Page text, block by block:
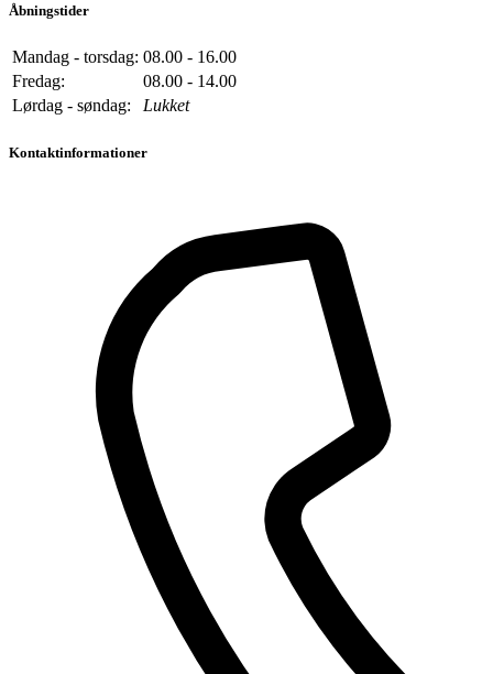
Åbningstider
Mandag - torsdag: 08.00 - 16.00
Fredag:
08.00 - 14.00
Lørdag - søndag:
Lukket
Kontaktinformationer